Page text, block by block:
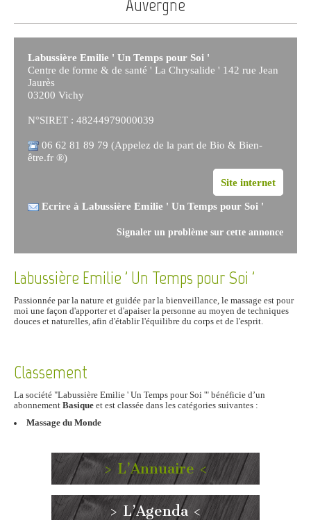
Auvergne
Labussière Emilie ' Un Temps pour Soi '
Centre de forme & de santé ' La Chrysalide ' 142 rue Jean
Jaurès
03200 Vichy
N°SIRET : 48244979000039
06 62 81 89 79 (Appelez de la part de Bio & Bien-
être.fr ®)
Site internet
Ecrire à Labussière Emilie ' Un Temps pour Soi '
Signaler un problème sur cette annonce
Labussière Emilie ' Un Temps pour Soi '
Passionnée par la nature et guidée par la bienveillance, le massage est pour
moi une façon d'apporter et d'apaiser la personne au moyen de techniques
douces et naturelles, afin d'établir l'équilibre du corps et de l'esprit.
Classement
La société "Labussière Emilie ' Un Temps pour Soi '" bénéficie d’un
abonnement Basique et est classée dans les catégories suivantes :
Massage du Monde
> L’Annuaire <
> L’Agenda <